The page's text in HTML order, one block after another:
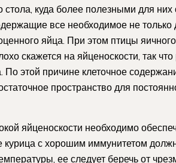
куда более полезными для них
все необходимое не только
яйца. При этом птицы яичного
скажется на яйценоскости, так
этой причине клеточное
пространство для
яйценоскости необходимо
курица с хорошим иммунитетом
ее следует беречь от